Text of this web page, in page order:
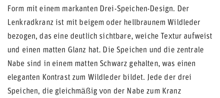
Form mit einem markanten Drei-Speichen-Design. Der
Lenkradkranz ist mit beigem oder hellbraunem Wildleder
bezogen, das eine deutlich sichtbare, weiche Textur aufweist
und einen matten Glanz hat. Die Speichen und die zentrale
Nabe sind in einem matten Schwarz gehalten, was einen
eleganten Kontrast zum Wildleder bildet. Jede der drei
Speichen, die gleichmäßig von der Nabe zum Kranz